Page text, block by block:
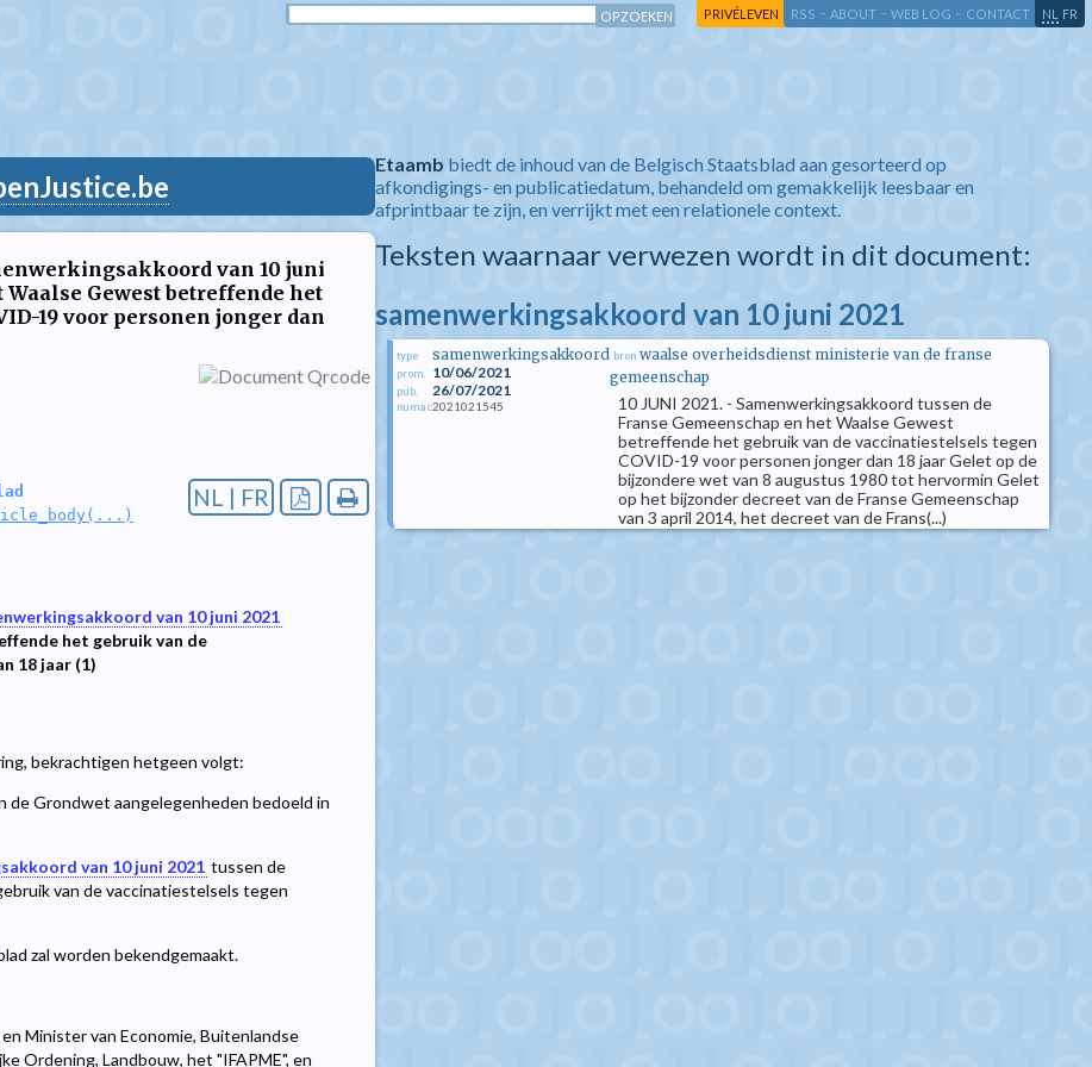
PRIVÉLEVEN RSS - ABOUT - WEB LOG - CONTACT NL FR
van 10 juni
Waalse Gewest betreffende het
19 voor personen jonger dan
NL | FR
van 10 juni 2021
het gebruik van de
18 jaar (1)
bekrachtigen hetgeen volgt:
Grondwet aangelegenheden bedoeld in
van 10 juni 2021 tussen de
van de vaccinatiestelsels tegen
zal worden bekendgemaakt.
Minister van Economie, Buitenlandse
Ordening, Landbouw, het "IFAPME", en
Etaamb biedt de inhoud van de Belgisch Staatsblad aan gesorteerd op
afkondigings- en publicatiedatum, behandeld om gemakkelijk leesbaar en
afprintbaar te zijn, en verrijkt met een relationele context.
Teksten waarnaar verwezen wordt in dit document:
samenwerkingsakkoord van 10 juni 2021
type samenwerkingsakkoord
prom. 10/06/2021
pub. 26/07/2021
numac2021021545
bron waalse overheidsdienst ministerie van de franse
gemeenschap
10 JUNI 2021. - Samenwerkingsakkoord tussen de
Franse Gemeenschap en het Waalse Gewest
betreffende het gebruik van de vaccinatiestelsels tegen
COVID-19 voor personen jonger dan 18 jaar Gelet op de
bijzondere wet van 8 augustus 1980 tot hervormin Gelet
op het bijzonder decreet van de Franse Gemeenschap
van 3 april 2014, het decreet van de Frans(...)